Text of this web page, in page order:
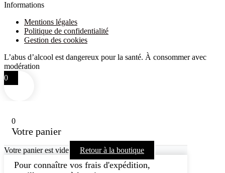
Informations
Mentions légales
Politique de confidentialité
Gestion des cookies
L’abus d’alcool est dangereux pour la santé. À consommer avec
modération
0
0
Votre panier
Votre panier est vide Retour à la boutique
Pour connaître vos frais d'expédition,